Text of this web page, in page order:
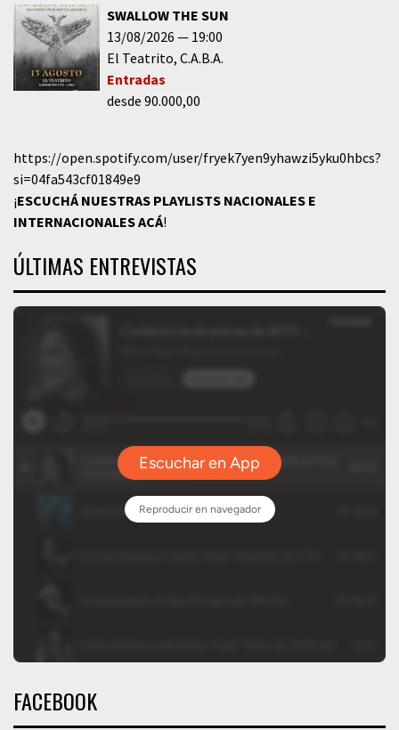
SWALLOW THE SUN
13/08/2026
19:00
El Teatrito C.A.B.A.
Entradas
desde 90.000,00
https://open.spotify.com/user/fryek7yen9yhawzi5yku0hbcs?
si=04fa543cf01849e9
¡ESCUCHÁ NUESTRAS PLAYLISTS NACIONALES E
INTERNACIONALESACÁ!
ÚLTIMAS ENTREVISTAS
FACEBOOK